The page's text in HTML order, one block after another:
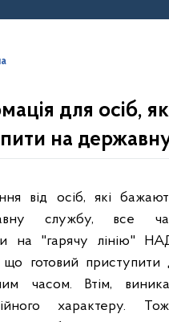
для осіб,
на
службу, все
на "гарячу лінію"
що готовий
часом. Втім,
характеру.